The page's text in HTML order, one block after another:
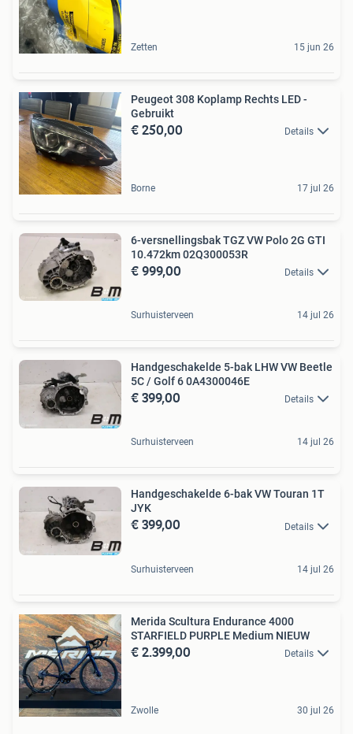
Zetten 15 jun 26
Peugeot 308 Koplamp Rechts LED -
Gebruikt
€ 250,00 Details
Borne 17 jul 26
6-versnellingsbak TGZ VW Polo 2G GTI
10.472km 02Q300053R
€ 999,00 Details
Surhuisterveen 14 jul 26
Handgeschakelde 5-bak LHW VW Beetle
5C / Golf 6 0A4300046E
€ 399,00 Details
Surhuisterveen 14 jul 26
Handgeschakelde 6-bak VW Touran 1T
JYK
€ 399,00 Details
Surhuisterveen 14 jul 26
Merida Scultura Endurance 4000
STARFIELD PURPLE Medium NIEUW
€ 2.399,00 Details
Zwolle 30 jul 26